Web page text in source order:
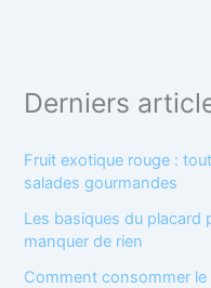
Derniers
Fruit exotique rouge :
salades gourmandes
Les basiques du placard
manquer de rien
Comment consommer